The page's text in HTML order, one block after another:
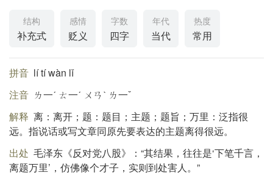
结构
补充式
感情
贬义
字数
四字
年代
当代
热度
常用
拼音 lí tí wàn lǐ
注音 ㄌ一ˊ ㄊ一ˊ ㄨㄢˋ ㄌ一ˇ
解释 离：离开；题：题目；主题；题旨；万里：泛指很
远。指说话或写文章同原先要表达的主题离得很远。
出处 毛泽东《反对党八股》：“其结果，往往是‘下笔千言，
离题万里’，仿佛像个才子，实则到处害人。”